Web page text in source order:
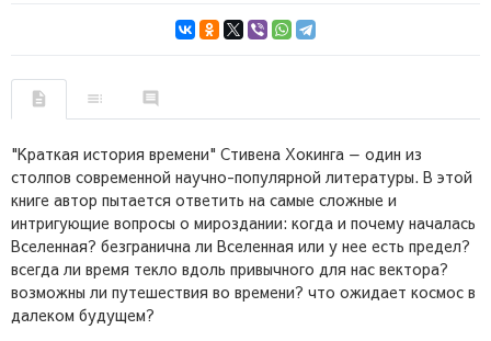
"Краткая история времени" Стивена Хокинга — один из
столпов современной научно-популярной литературы. В этой
книге автор пытается ответить на самые сложные и
интригующие вопросы о мироздании: когда и почему началась
Вселенная? безгранична ли Вселенная или у нее есть предел?
всегда ли время текло вдоль привычного для нас вектора?
возможны ли путешествия во времени? что ожидает космос в
далеком будущем?